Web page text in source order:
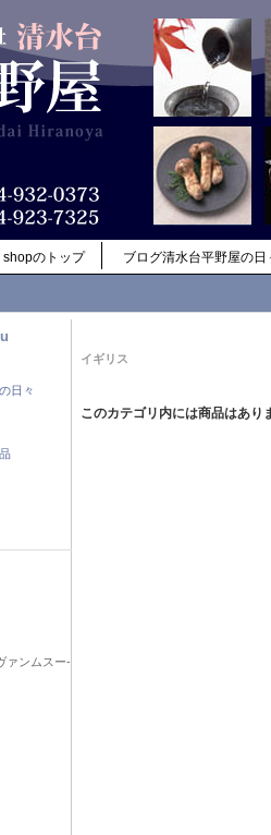
shopのトップ ブログ清水台平野屋の日
日々
ァンムスー-
イギリス
このカテゴリ内には商品はあり